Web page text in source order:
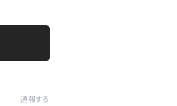
通報する